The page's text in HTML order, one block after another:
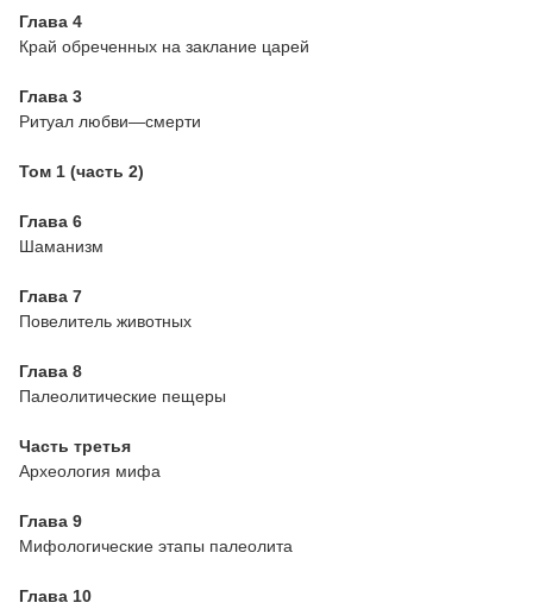
Глава 4
Край обреченных на заклание царей
Глава 3
Ритуал любви—смерти
Том 1 (часть 2)
Глава 6
Шаманизм
Глава 7
Повелитель животных
Глава 8
Палеолитические пещеры
Часть третья
Археология мифа
Глава 9
Мифологические этапы палеолита
Глава 10